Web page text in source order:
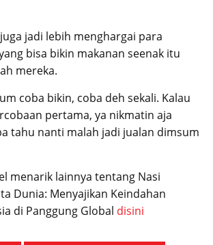
jadi lebih menghargai para
bisa bikin makanan seenak itu
mereka.
coba bikin, coba deh sekali. Kalau
pertama, ya nikmatin aja
tahu nanti malah jadi jualan dimsum
menarik lainnya tentang Nasi
Dunia: Menyajikan Keindahan
di Panggung Global disini